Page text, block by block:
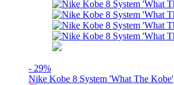
- 29%
Nike Kobe 8 System 'What The Kobe'